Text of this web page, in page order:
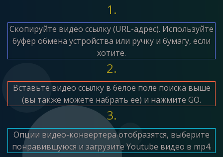
1.
Скопируйте видео ссылку (URL-адрес). Используйте
буфер обмена устройства или ручку и бумагу, если
хотите.
2.
Вставьте видео ссылку в белое поле поиска выше
(вы также можете набрать ее) и нажмите GO.
3.
Опции видео-конвертера отобразятся, выберите
понравившуюся и загрузите Youtube видео в mp4.